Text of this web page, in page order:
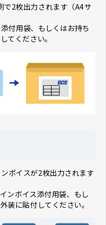
2枚出力されます（A4サ
付用袋、もしくはお持ち
てください。
ボイスが2枚出力されます
ンボイス添付用袋、もし
装に貼付してください。